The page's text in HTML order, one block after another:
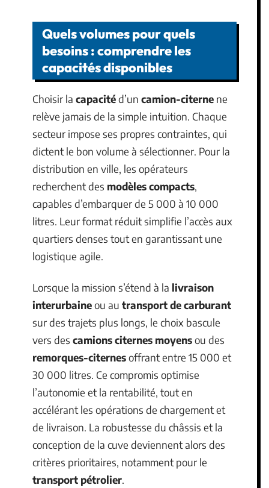
Quels volumes pour quels
besoins : comprendre les
capacités disponibles
Choisir la capacitéd’un camion-citerne ne
relève jamais de la simple intuition. Chaque
secteur impose ses propres contraintes, qui
dictent le bon volume à sélectionner. Pour la
distribution en ville, les opérateurs
recherchent des modèles compacts,
capables d’embarquer de 5 000 à 10 000
litres. Leur format réduit simplifie l’accès aux
quartiers denses tout en garantissant une
logistique agile.
Lorsque la mission s’étend à la livraison
interurbaineou au transport de carburant
sur des trajets plus longs, le choix bascule
vers des camions citernes moyensou des
remorques-citernesoffrant entre 15 000 et
30 000 litres. Ce compromis optimise
l’autonomie et la rentabilité, tout en
accélérant les opérations de chargement et
de livraison. La robustesse du châssis et la
conception de la cuve deviennent alors des
critères prioritaires, notamment pour le
transport pétrolier.